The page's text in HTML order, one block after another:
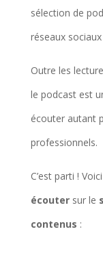
sélection de
réseaux
Outre les
le podcast est
écouter autant
professionnels.
C’est parti !
écoutersur le
contenus :